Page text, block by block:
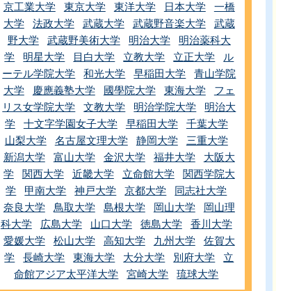
京工業大学
東京大学 東洋大学 日本大学
一橋
大学
法政大学 武蔵大学 武蔵野音楽大学
武蔵
野大学
武蔵野美術大学 明治大学
明治薬科大
学
明星大学 目白大学 立教大学 立正大学
ル
ーテル学院大学
和光大学 早稲田大学
青山学院
大学
慶應義塾大学 國學院大学 東海大学
フェ
リス女学院大学
文教大学 明治学院大学
明治大
学
十文字学園女子大学 早稲田大学
千葉大学
山梨大学
名古屋文理大学 静岡大学
三重大学
新潟大学
富山大学 金沢大学 福井大学
大阪大
学
関西大学 近畿大学 立命館大学
関西学院大
学
甲南大学 神戸大学 京都大学
同志社大学
奈良大学
鳥取大学 島根大学 岡山大学
岡山理
科大学
広島大学 山口大学 徳島大学
香川大学
愛媛大学
松山大学 高知大学 九州大学
佐賀大
学
長崎大学 東海大学 大分大学 別府大学
立
命館アジア太平洋大学
宮崎大学 琉球大学